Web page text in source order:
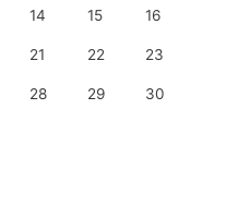
14 15 16
21 22 23
28 29 30